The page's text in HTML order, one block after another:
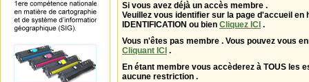
Si vous avez déjà un accès membre .
Veuillez vous identifier sur la page d'accueil en
IDENTIFICATION ou bien Cliquez ICI .
Vous n'êtes pas membre . Vous pouvez vous
Cliquant ICI .
En étant membre vous accèderez à TOUS les
aucune restriction .